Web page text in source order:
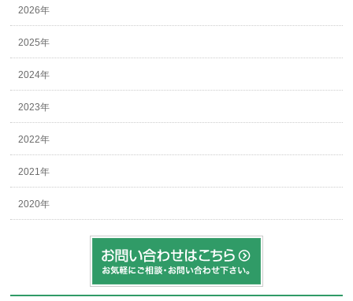
2026年
2025年
2024年
2023年
2022年
2021年
2020年